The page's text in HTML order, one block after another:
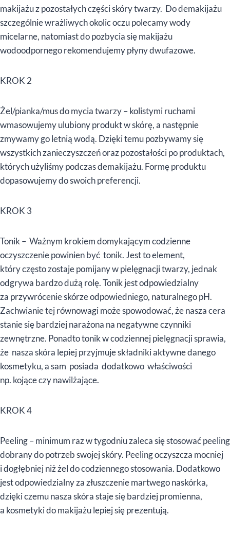
makijażu z pozostałych części skóry twarzy. Do demakijażu
szczególnie wrażliwych okolic oczu polecamy wody
micelarne, natomiast do pozbycia się makijażu
wodoodpornego rekomendujemy płyny dwufazowe.
KROK 2
Żel/pianka/mus do mycia twarzy – kolistymi ruchami
wmasowujemy ulubiony produkt w skórę, a następnie
zmywamy go letnią wodą. Dzięki temu pozbywamy się
wszystkich zanieczyszczeń oraz pozostałości po produktach,
których użyliśmy podczas demakijażu. Formę produktu
dopasowujemy do swoich preferencji.
KROK 3
Tonik – Ważnym krokiem domykającym codzienne
oczyszczenie powinien być tonik. Jest to element,
który często zostaje pomijany w pielęgnacji twarzy, jednak
odgrywa bardzo dużą rolę. Tonik jest odpowiedzialny
za przywrócenie skórze odpowiedniego, naturalnego pH.
Zachwianie tej równowagi może spowodować, że nasza cera
stanie się bardziej narażona na negatywne czynniki
zewnętrzne. Ponadto tonik w codziennej pielęgnacji sprawia,
że nasza skóra lepiej przyjmuje składniki aktywne danego
kosmetyku, a sam posiada dodatkowo właściwości
np. kojące czy nawilżające.
KROK 4
Peeling – minimum raz w tygodniu zaleca się stosować peeling
dobrany do potrzeb swojej skóry. Peeling oczyszcza mocniej
i dogłębniej niż żel do codziennego stosowania. Dodatkowo
jest odpowiedzialny za złuszczenie martwego naskórka,
dzięki czemu nasza skóra staje się bardziej promienna,
a kosmetyki do makijażu lepiej się prezentują.